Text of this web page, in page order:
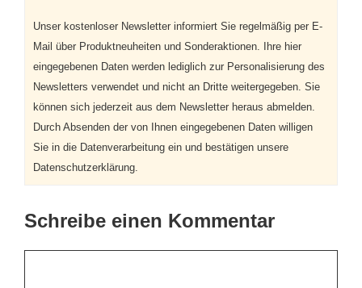
Unser kostenloser Newsletter informiert Sie regelmäßig per E-
Mail über Produktneuheiten und Sonderaktionen. Ihre hier
eingegebenen Daten werden lediglich zur Personalisierung des
Newsletters verwendet und nicht an Dritte weitergegeben. Sie
können sich jederzeit aus dem Newsletter heraus abmelden.
Durch Absenden der von Ihnen eingegebenen Daten willigen
Sie in die Datenverarbeitung ein und bestätigen unsere
Datenschutzerklärung.
Schreibe einen Kommentar